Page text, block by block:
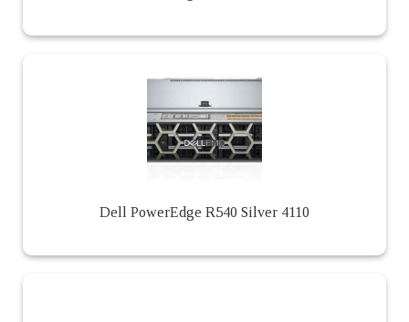
Dell PowerEdge R540 Silver 4110